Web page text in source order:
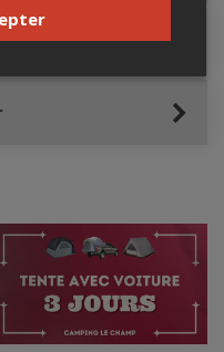
stationnement